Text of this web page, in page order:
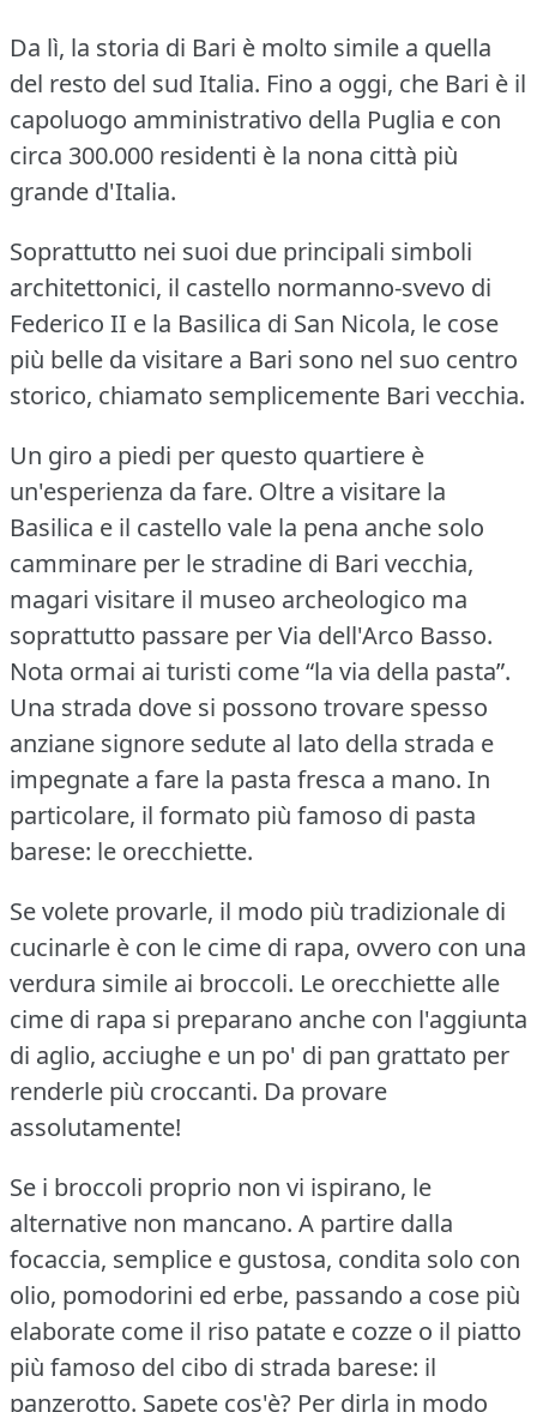
Da lì, la storia di Bari è molto simile a quella
del resto del sud Italia. Fino a oggi, che Bari è il
capoluogo amministrativo della Puglia e con
circa 300.000 residenti è la nona città più
grande d'Italia.
Soprattutto nei suoi due principali simboli
architettonici, il castello normanno-svevo di
Federico II e la Basilica di San Nicola, le cose
più belle da visitare a Bari sono nel suo centro
storico, chiamato semplicemente Bari vecchia.
Un giro a piedi per questo quartiere è
un'esperienza da fare. Oltre a visitare la
Basilica e il castello vale la pena anche solo
camminare per le stradine di Bari vecchia,
magari visitare il museo archeologico ma
soprattutto passare per Via dell'Arco Basso.
Nota ormai ai turisti come “la via della pasta”.
Una strada dove si possono trovare spesso
anziane signore sedute al lato della strada e
impegnate a fare la pasta fresca a mano. In
particolare, il formato più famoso di pasta
barese: le orecchiette.
Se volete provarle, il modo più tradizionale di
cucinarle è con le cime di rapa, ovvero con una
verdura simile ai broccoli. Le orecchiette alle
cime di rapa si preparano anche con l'aggiunta
di aglio, acciughe e un po' di pan grattato per
renderle più croccanti. Da provare
assolutamente!
Se i broccoli proprio non vi ispirano, le
alternative non mancano. A partire dalla
focaccia, semplice e gustosa, condita solo con
olio, pomodorini ed erbe, passando a cose più
elaborate come il riso patate e cozze o il piatto
più famoso del cibo di strada barese: il
panzerotto. Sapete cos'è? Per dirla in modo